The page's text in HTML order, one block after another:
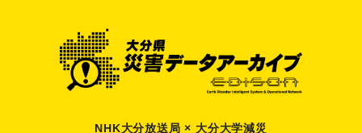
NHK大分放送局 × 大分大学減災